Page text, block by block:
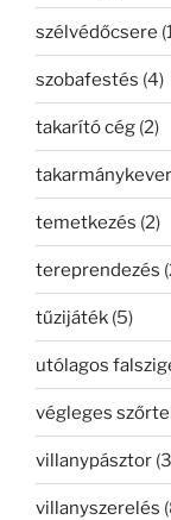
szélvédőcsere
szobafestés (4)
takarító cég (2)
temetkezés (2)
tereprendezés
tűzijáték (5)
utólagos
végleges
villanypásztor
villanyszerelés